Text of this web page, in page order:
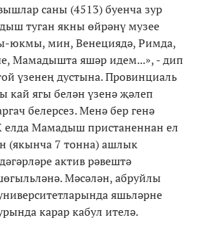
саны (4513) буенча зур
туган якны өйрәнү музее
юкмы, мин, Венециядә, Римда,
Мамадышта яшәр идем...», - дип
үзенең дустына. Провинциаль
кай ягы белән үзенә җәлеп
белерсез. Менә бер генә
Мамадыш пристаненнан ел
(якынча 7 тонна) ашлык
актив рәвештә
Мәсәлән, абруйлы
яшьләрне
карар кабул ителә.